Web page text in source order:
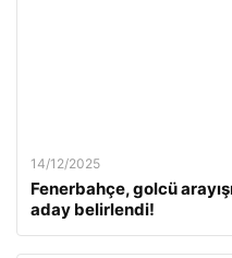
14/12/2025
Fenerbahçe, golcü
aday belirlendi!